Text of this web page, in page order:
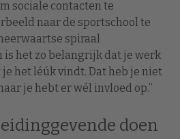
sociale contacten te
naar de sportschool te
spiraal
is het zo belangrijk dat je werk
het léúk vindt. Dat heb je niet
je hebt er wél invloed op.”
doen